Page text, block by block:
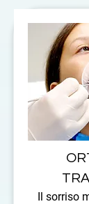
Il sorriso